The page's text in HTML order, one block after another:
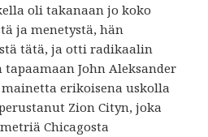
oli takanaan jo koko
ja menetystä, hän
tätä, ja otti radikaalin
John Aleksander
erikoisena uskolla
Zion Cityn, joka
Chicagosta